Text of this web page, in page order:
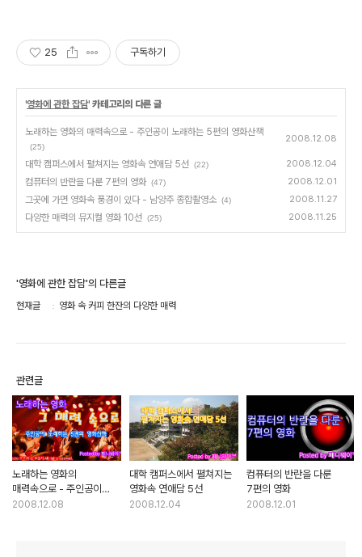
25 구독하기
'영화에 관한 잡담' 카테고리의 다른 글
노래하는 영화의 매력속으로 - 주인공이 노래하는 5편의 영화산책
(25)
2008.12.08
대학 캠퍼스에서 펼쳐지는 영화속 연애담 5선 (22) 2008.12.04
컴퓨터의 반란을 다룬 7편의 영화 (47) 2008.12.01
그곳에 가면 영화속 풍경이 있다 - 남양주 종합촬영소 (4) 2008.11.27
다양한 매력의 뮤지컬 영화 10선 (25) 2008.11.25
'영화에 관한 잡담'의 다른글
현재글 영화 속 커피 한잔의 다양한 매력
관련글
노래하는 영화의
매력속으로 - 주인공이
노래하는 5편의 영화산책
2008.12.08
대학 캠퍼스에서 펼쳐지는
영화속 연애담 5선
2008.12.04
컴퓨터의 반란을 다룬
7편의 영화
2008.12.01